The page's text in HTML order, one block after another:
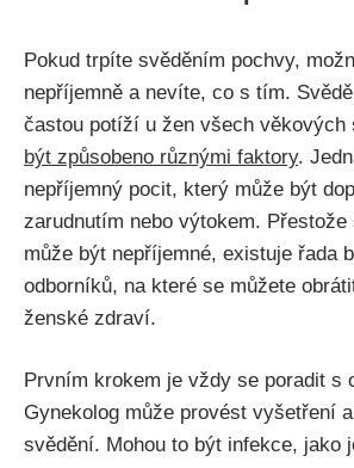
Pokud trpíte svěděním pochvy,
nepříjemně a nevíte, co s tím.
častou​ potíží u žen všech věkových
být způsobeno různými faktory.
nepříjemný pocit, který může být
zarudnutím nebo výtokem.
⁤může‌ být nepříjemné, existuje ‍řada
odborníků, na ​které se můžete‌
ženské zdraví.
Prvním krokem je vždy se poradit⁣ s
Gynekolog může provést vyšetření
svědění. Mohou to ⁣být ⁢infekce, jako